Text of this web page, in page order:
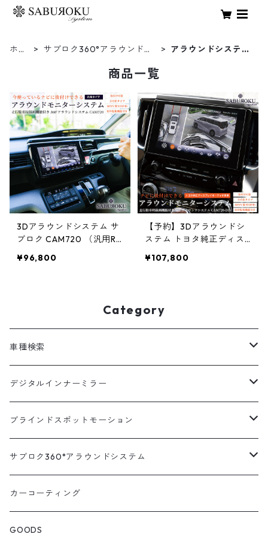
ホー
サブロク360°アラウンドシ
アラウンドシステム
商品一覧
3Dアラウンドシステム サ
ブロク CAM720 （汎用RC
ウンドビューモニター ナ
ラ マルチアングルカメラ
全方位モニター マルチビ
ニター 画面分割器 全方向
カメラ ]
¥96,800
【予約】3Dアラウンドシ
ステム トヨタ純正ディス
ル CAM720-DIS [ アラウ
バックカメラ マルチアン
グルカメラ 全方位モニタ
¥107,800
Category
車種検索
汎用
トヨタ
ハイエース200系
アルファード・ヴェルファイア30系
ニッサン
エルグランドE52系
エルグランドE51系
ホンダ
オデッセイRC系
マツダ
デジタルインナーミラー
汎用キット
車種別対応キット
トヨタ
ニッサン
オプション
交換アーム付きキット
ブラインドスポットモーション
汎用キット
車種別ミラー付セット
ON/OFFスイッチ
サブロク360°アラウンドシステム
アラウンドシステム本体
オプション
カーコーティング
GOODS